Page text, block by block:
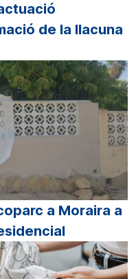
de la llacuna
a Moraira a